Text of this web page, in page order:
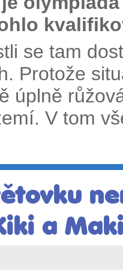
se tam
Protože
úplně
V tom
a